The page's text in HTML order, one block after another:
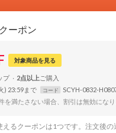
ーポン
対象商品を見る
プ 2点以上
) 23:59まで コード
SCYH-0832-
を満たさない場合、割引は無効になり
るクーポンは1つです。注文後の